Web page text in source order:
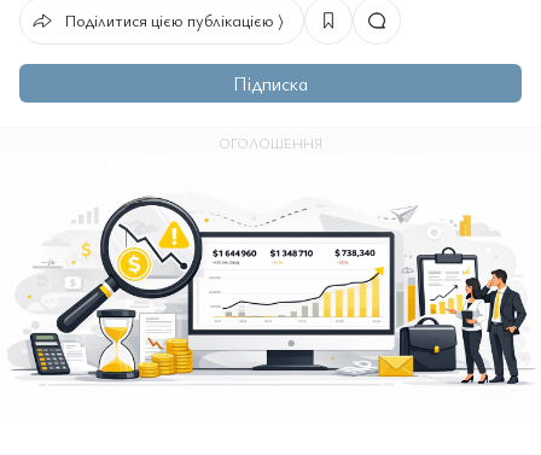
Поділитися цією публікацією ⟩
Підписка
ОГОЛОШЕННЯ